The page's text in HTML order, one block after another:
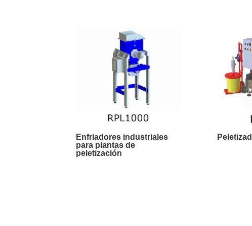
Enfriadores industriales
para plantas de
peletización